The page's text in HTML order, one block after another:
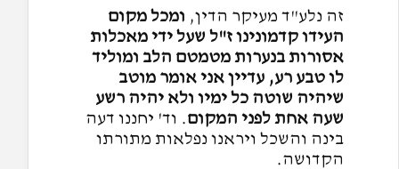
זה נלע"ד מעיקר הדין, ומכל מקום
העידו קדמונינו ז"ל שעל ידי מאכלות
אסורות בנערות מטמטם הלב ומוליד
לו טבע רע, עדיין אני אומר מוטב
שיהיה שוטה כל ימיו ולא יהיה רשע
שעה אחת לפני המקום. וד' יחננו דעה
בינה והשכל ויראנו נפלאות מתורתו
הקדושה.